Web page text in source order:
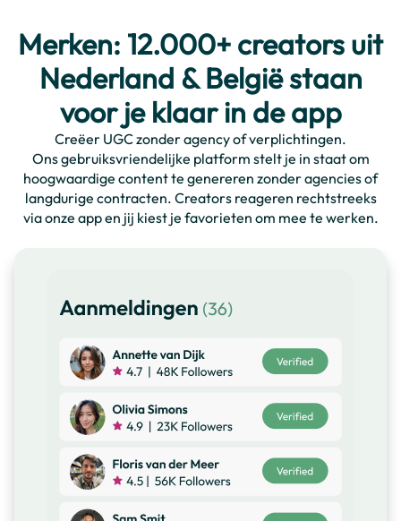
Merken: 12.000+ creators uit
Nederland & België staan
voor je klaar in de app
Creëer UGC zonder agency of verplichtingen.
Ons gebruiksvriendelijke platform stelt je in staat om
hoogwaardige content te genereren zonder agencies of
langdurige contracten. Creators reageren rechtstreeks
via onze app en jij kiest je favorieten om mee te werken.